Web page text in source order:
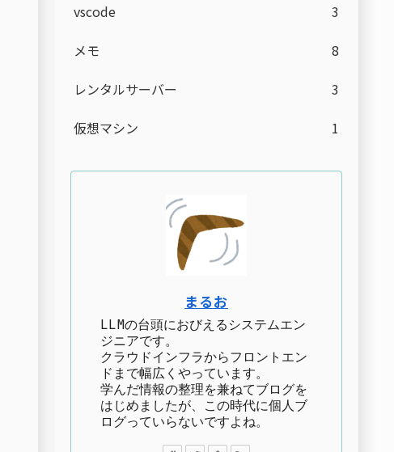
vscode
3
メモ
8
レンタルサーバー
3
仮想マシン
1
まるお
LLMの台頭におびえるシステムエン
ジニアです。
クラウドインフラからフロントエン
ドまで幅広くやっています。
学んだ情報の整理を兼ねてブログを
はじめましたが、この時代に個人ブ
ログっていらないですよね。